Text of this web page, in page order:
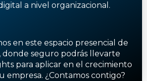
a nivel organizacional.
en este espacio presencial de
donde seguro podrás llevarte
para aplicar en el crecimiento
empresa. ¿Contamos contigo?